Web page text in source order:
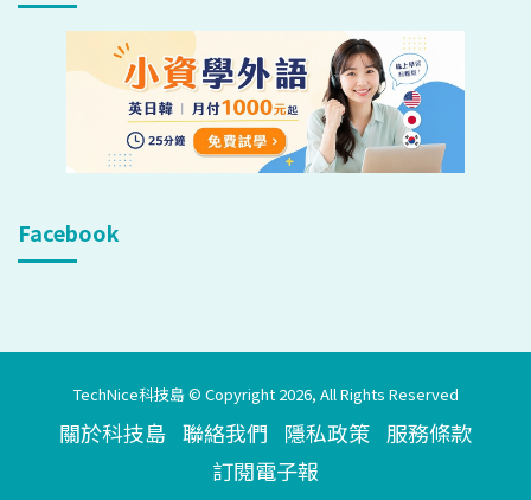
Facebook
TechNice科技島 © Copyright 2026, All Rights Reserved
關於科技島 聯絡我們 隱私政策 服務條款
訂閱電子報